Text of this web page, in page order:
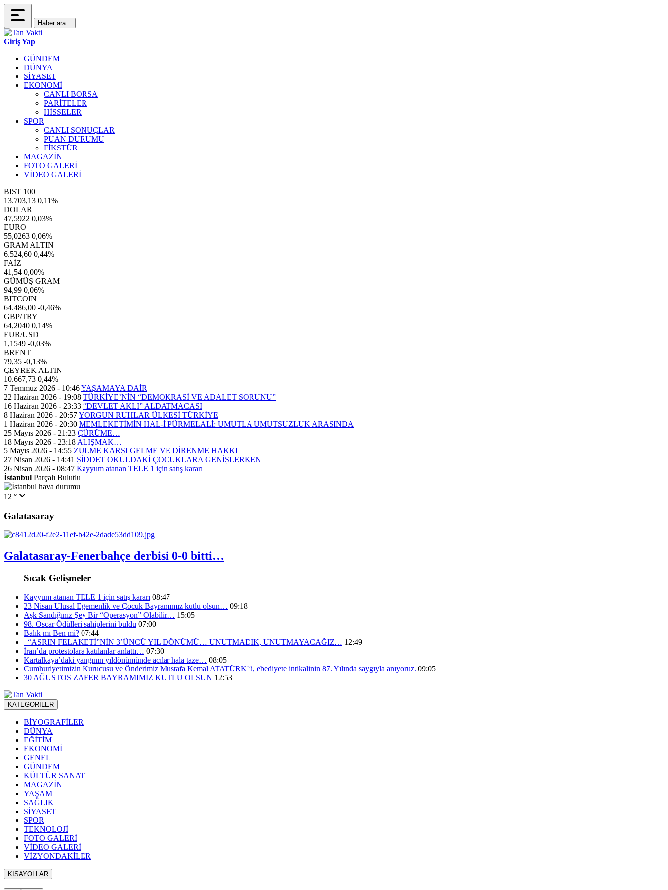
Haber ara...
Giriş Yap
GÜNDEM
DÜNYA
SİYASET
EKONOMİ
CANLI BORSA
PARİTELER
HİSSELER
SPOR
CANLI SONUÇLAR
PUAN DURUMU
FİKSTÜR
MAGAZİN
FOTO GALERİ
VİDEO GALERİ
BIST 100
13.703,13 0,11%
DOLAR
47,5922 0,03%
EURO
55,0263 0,06%
GRAM ALTIN
6.524,60 0,44%
FAİZ
41,54 0,00%
GÜMÜŞ GRAM
94,99 0,06%
BITCOIN
64.486,00 -0,46%
GBP/TRY
64,2040 0,14%
EUR/USD
1,1549 -0,03%
BRENT
79,35 -0,13%
ÇEYREK ALTIN
10.667,73 0,44%
7 Temmuz 2026 - 10:46YAŞAMAYA DAİR
22 Haziran 2026 - 19:08 TÜRKİYE’NİN “DEMOKRASİ VE ADALET SORUNU”
16 Haziran 2026 - 23:33 “DEVLET AKLI” ALDATMACASI
8 Haziran 2026 - 20:57YORGUN RUHLAR ÜLKESİ TÜRKİYE
1 Haziran 2026 - 20:30 MEMLEKETİMİN HAL-İ PÜRMELALİ: UMUTLA UMUTSUZLUK ARASINDA
25 Mayıs 2026 - 21:23 ÇÜRÜME…
18 Mayıs 2026 - 23:18 ALIŞMAK…
5 Mayıs 2026 - 14:55 ZULME KARȘI GELME VE DİRENME HAKKI
27 Nisan 2026 - 14:41 ȘİDDET OKULDAKİ ÇOCUKLARA GENİȘLERKEN
26 Nisan 2026 - 08:47 Kayyum atanan TELE 1 için satış kararı
İstanbul Parçalı Bulutlu
12 °
Galatasaray
Galatasaray-Fenerbahçe derbisi 0-0 bitti…
Sıcak Gelişmeler
Kayyum atanan TELE 1 için satış kararı 08:47
23 Nisan Ulusal Egemenlik ve Çocuk Bayramımız kutlu olsun… 09:18
Aşk Sandığınız Şey Bir “Operasyon” Olabilir… 15:05
98. Oscar Ödülleri sahiplerini buldu 07:00
Balık mı Ben mi? 07:44
“ASRIN FELAKETİ”NİN 3’ÜNCÜ YIL DÖNÜMÜ… UNUTMADIK, UNUTMAYACAĞIZ… 12:49
İran’da protestolara katılanlar anlattı… 07:30
Kartalkaya’daki yangının yıldönümünde acılar hala taze… 08:05
Cumhuriyetimizin Kurucusu ve Önderimiz Mustafa Kemal ATATÜRK´ü, ebediyete intikalinin 87. Yılında saygıyla anıyoruz. 09:05
30 AĞUSTOS ZAFER BAYRAMIMIZ KUTLU OLSUN 12:53
KATEGORİLER
BİYOGRAFİLER
DÜNYA
EĞİTİM
EKONOMİ
GENEL
GÜNDEM
KÜLTÜR SANAT
MAGAZİN
YAŞAM
SAĞLIK
SİYASET
SPOR
TEKNOLOJİ
FOTO GALERİ
VİDEO GALERİ
VİZYONDAKİLER
KISAYOLLAR